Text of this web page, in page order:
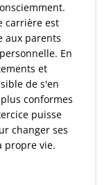
carrière est
aux parents
En
et
de s'en
conformes
puisse
changer ses
propre vie.